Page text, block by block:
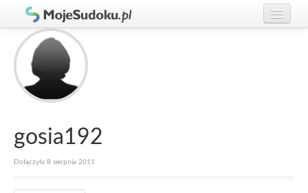
Graj w Sudoku!
Zasady Sudoku
Rankingi
Gracze
gosia192
Dołączyła 8 sierpnia 2011